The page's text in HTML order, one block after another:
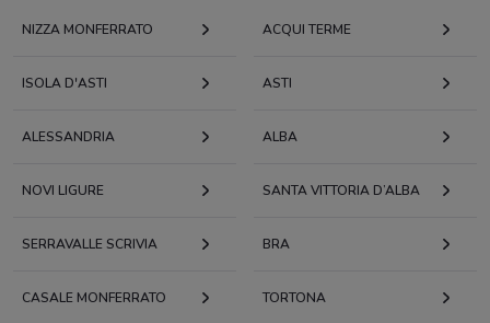
NIZZA MONFERRATO ACQUI TERME
ISOLA D'ASTI ASTI
ALESSANDRIA ALBA
NOVI LIGURE SANTA VITTORIA D’ALBA
SERRAVALLE SCRIVIA BRA
CASALE MONFERRATO TORTONA